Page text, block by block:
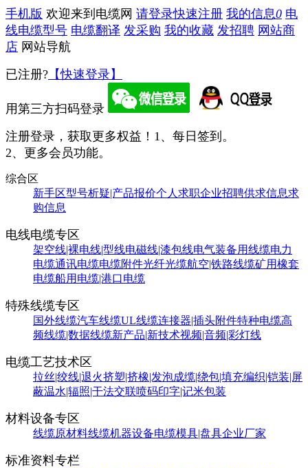
手机版 欢迎来到电缆网 请登录快速注册 我的信息0 电
线电缆型号 电缆翻译 发采购 我的收藏 发招聘 网站商
店 网站导航
已注册? 【快速登录】
用第三方扫码登录
注册登录，获取更多权益！ 1、每日签到。
2、更多会员功能。
综合区
新手区型号析疑|产品报价个人求职企业招聘供求信息求
购信息
电线电缆专区
架空线|裸电线|型线电磁线|漆包线电气装备用线缆电力
电缆通讯电缆电缆附件光纤光缆航空|铁路线缆矿用橡套
电缆船用电缆|港口电缆
特殊线缆专区
国外线缆汽车线缆UL线缆连接器|插头附件特种电缆高
频线缆|数据线缆新产品|新技术视频|音频|彩灯线
电缆工艺技术区
拉丝|绞线|退火挤塑|挤橡|发泡成缆|绕包|填充编织|铠装|屏
蔽温水|辐照|干法交联喷码印字|记米包装
材料设备专区
线缆原材料线缆机器设备电缆模具|盘具企业厂家
标准资料专栏